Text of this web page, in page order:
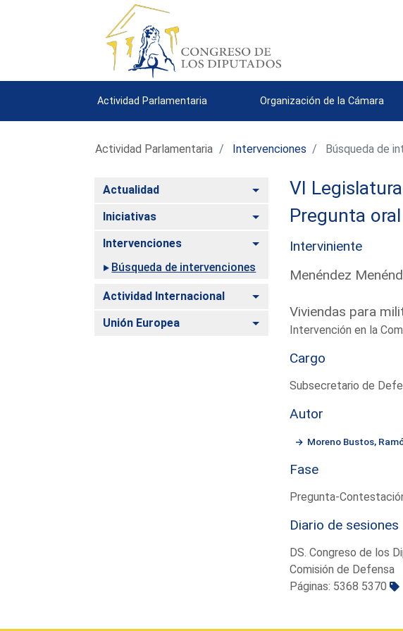
Actividad Parlamentaria Organización de la Cámara
Actividad Parlamentaria Intervenciones Búsqueda de
Actualidad Alternar
Iniciativas Alternar
Intervenciones
Alternar
Búsqueda de intervenciones
Actividad Internacional Alternar
Unión Europea Alternar
VI Legislatura
Pregunta
Interviniente
Menéndez
Viviendas para
Intervención en la
Cargo
Subsecretario de
Autor
Moreno Bustos,
Fase
Pregunta-
Diario de sesiones
DS. Congreso de los
Comisión de Defensa
Páginas: 5368 5370